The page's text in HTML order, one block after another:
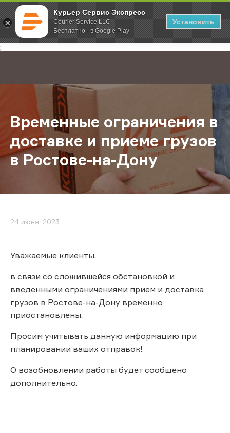
Курьер Сервис Экспресс
Courier Service LLC
Бесплатно - в Google Play
Установить
;
Главная О компании Новости Временные ограничения в
Временные ограничения в
доставке и приеме грузов
в Ростове-на-Дону
24 июня, 2023
Уважаемые клиенты,
в связи со сложившейся обстановкой и
введенными ограничениями прием и доставка
грузов в Ростове-на-Дону временно
приостановлены.
Просим учитывать данную информацию при
планировании ваших отправок!
О возобновлении работы будет сообщено
дополнительно.